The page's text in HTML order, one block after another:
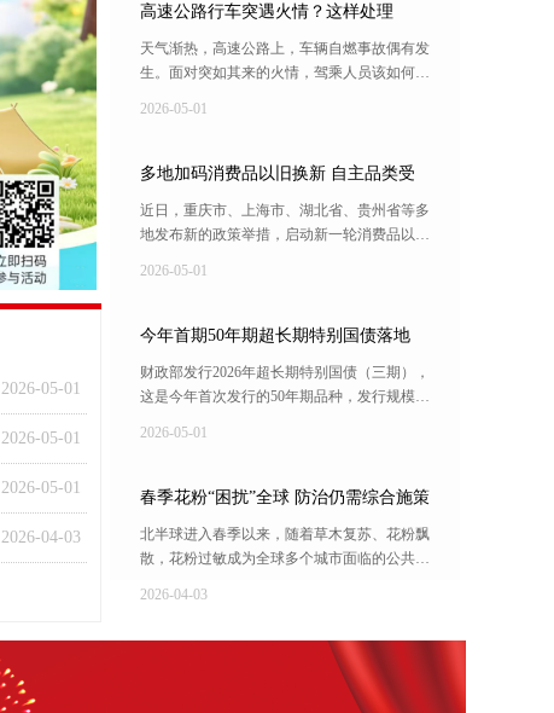
2026-05-01
2026-05-01
2026-05-01
2026-04-03
来新的发展机遇。上游铜、铝、硅钢等材料市
至沓来，下游智能运维、储能等企业也迎来黄
金发展期。”
高速公路行车突遇火情？这样处理
天气渐热，高速公路上，车辆自燃事故偶有发
生。面对突如其来的火情，驾乘人员该如何科
2026-05-01
多地加码消费品以旧换新 自主品类受
关注
近日，重庆市、上海市、湖北省、贵州省等多
地发布新的政策举措，启动新一轮消费品以旧
2026-05-01
今年首期50年期超长期特别国债落地
财政部发行2026年超长期特别国债（三期），
这是今年首次发行的50年期品种，发行规模为
2026-05-01
春季花粉“困扰”全球 防治仍需综合施策
（国际视点）
北半球进入春季以来，随着草木复苏、花粉飘
散，花粉过敏成为全球多个城市面临的公共健
反应；在法国巴黎，为应对花粉过敏难题，市
政机构加大了监测和预警力度。世界卫生组织
在报告中指出，花粉过敏作为与生态环境、气
2026-04-03